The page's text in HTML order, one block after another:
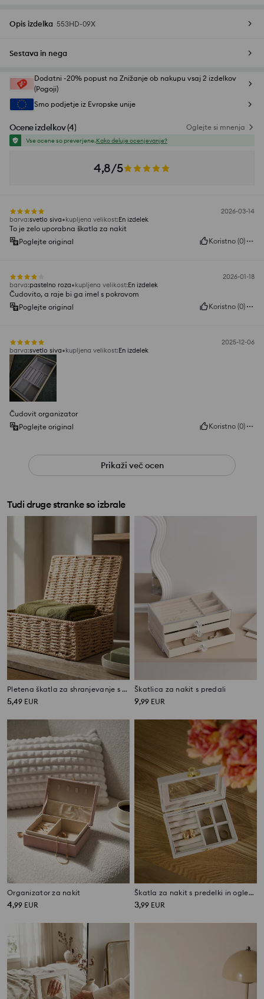
Opis izdelka 553HD-09X
Sestava in nega
Dodatni -20% popust na Znižanje ob nakupu vsaj 2 izdelkov
(Pogoji)
Smo podjetje iz Evropske unije
Ocene izdelkov(4) Oglejte si mnenja
Vse ocene so preverjene.Kako deluje ocenjevanje?
4,8/5
2026-03-14
barva:svetlo siva kupljena velikost:En izdelek
To je zelo uporabna škatla za nakit
Poglejte original
Koristno (0)
2026-01-18
barva:pastelno roza kupljena velikost:En izdelek
Čudovito, a raje bi ga imel s pokrovom
Poglejte original
Koristno (0)
2025-12-06
barva:svetlo siva kupljena velikost:En izdelek
Čudovit organizator
Poglejte original
Koristno (0)
Prikaži več ocen
Tudi druge stranke so izbrale
Pletena škatla za shranjevanje s pokrovom
5,49 EUR
Škatlica za nakit s predali
9,99 EUR
Organizator za nakit
4,99 EUR
Škatla za nakit s predelki in ogledalom
3,99 EUR